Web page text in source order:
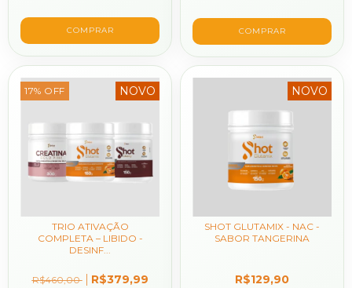
17% OFF NOVO
TRIO ATIVAÇÃO
COMPLETA – LIBIDO -
DESINF...
R$460,00 R$379,99
NOVO
SHOT GLUTAMIX - NAC -
SABOR TANGERINA
R$129,90